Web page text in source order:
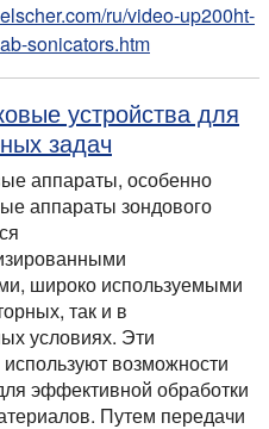
ru/video-up200ht-
sonicators.htm
устройства для
задач
аппараты, особенно
аппараты зондового
широко используемыми
так и в
условиях. Эти
возможности
эффективной обработки
Путем передачи